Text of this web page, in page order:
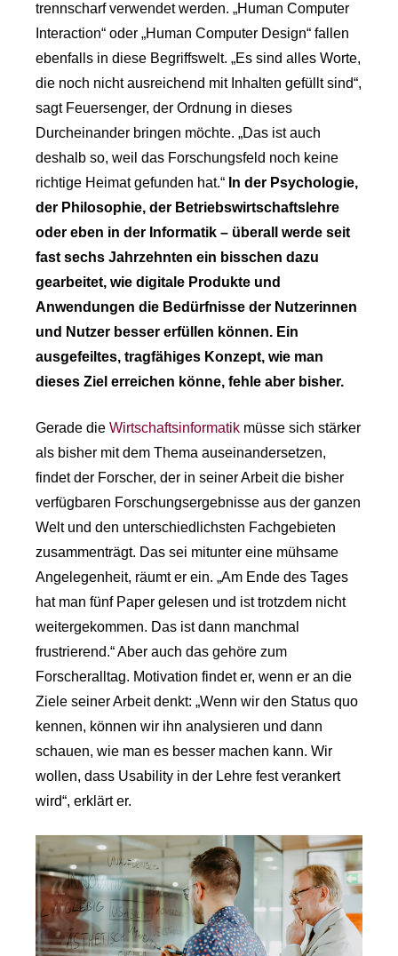
trennscharf verwendet werden. „Human Computer
Interaction“ oder „Human Computer Design“ fallen
ebenfalls in diese Begriffswelt. „Es sind alles Worte,
die noch nicht ausreichend mit Inhalten gefüllt sind“,
sagt Feuersenger, der Ordnung in dieses
Durcheinander bringen möchte. „Das ist auch
deshalb so, weil das Forschungsfeld noch keine
richtige Heimat gefunden hat.“ In der Psychologie,
der Philosophie, der Betriebswirtschaftslehre
oder eben in der Informatik – überall werde seit
fast sechs Jahrzehnten ein bisschen dazu
gearbeitet, wie digitale Produkte und
Anwendungen die Bedürfnisse der Nutzerinnen
und Nutzer besser erfüllen können. Ein
ausgefeiltes, tragfähiges Konzept, wie man
dieses Ziel erreichen könne, fehle aber bisher.
Gerade die Wirtschaftsinformatik müsse sich stärker
als bisher mit dem Thema auseinandersetzen,
findet der Forscher, der in seiner Arbeit die bisher
verfügbaren Forschungsergebnisse aus der ganzen
Welt und den unterschiedlichsten Fachgebieten
zusammenträgt. Das sei mitunter eine mühsame
Angelegenheit, räumt er ein. „Am Ende des Tages
hat man fünf Paper gelesen und ist trotzdem nicht
weitergekommen. Das ist dann manchmal
frustrierend.“ Aber auch das gehöre zum
Forscheralltag. Motivation findet er, wenn er an die
Ziele seiner Arbeit denkt: „Wenn wir den Status quo
kennen, können wir ihn analysieren und dann
schauen, wie man es besser machen kann. Wir
wollen, dass Usability in der Lehre fest verankert
wird“, erklärt er.